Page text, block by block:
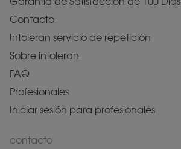
Contacto
Intoleran servicio de repetición
Sobre intoleran
FAQ
Profesionales
Iniciar sesión para profesionales
contacto